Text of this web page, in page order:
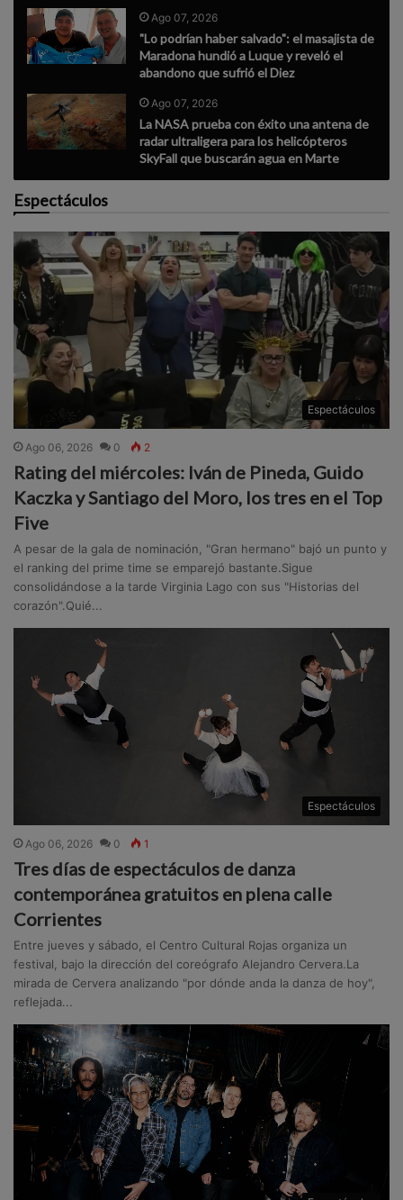
Ago 07, 2026
"Lo podrían haber salvado": el masajista de
Maradona hundió a Luque y reveló el
abandono que sufrió el Diez
Ago 07, 2026
La NASA prueba con éxito una antena de
radar ultraligera para los helicópteros
SkyFall que buscarán agua en Marte
Espectáculos
Espectáculos
Ago 06, 2026 0 2
Rating del miércoles: Iván de Pineda, Guido
Kaczka y Santiago del Moro, los tres en el Top
Five
A pesar de la gala de nominación, "Gran hermano" bajó un punto y
el ranking del prime time se emparejó bastante.Sigue
consolidándose a la tarde Virginia Lago con sus "Historias del
corazón".Quié...
Espectáculos
Ago 06, 2026 0 1
Tres días de espectáculos de danza
contemporánea gratuitos en plena calle
Corrientes
Entre jueves y sábado, el Centro Cultural Rojas organiza un
festival, bajo la dirección del coreógrafo Alejandro Cervera.La
mirada de Cervera analizando "por dónde anda la danza de hoy",
reflejada...